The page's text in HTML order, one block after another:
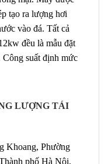
tạo ra lượng hơi
vào đá. Tất cả
đều là mẫu đặt
Công suất định mức
LƯỢNG TÁI
Khoang, Phường
phố Hà Nội,